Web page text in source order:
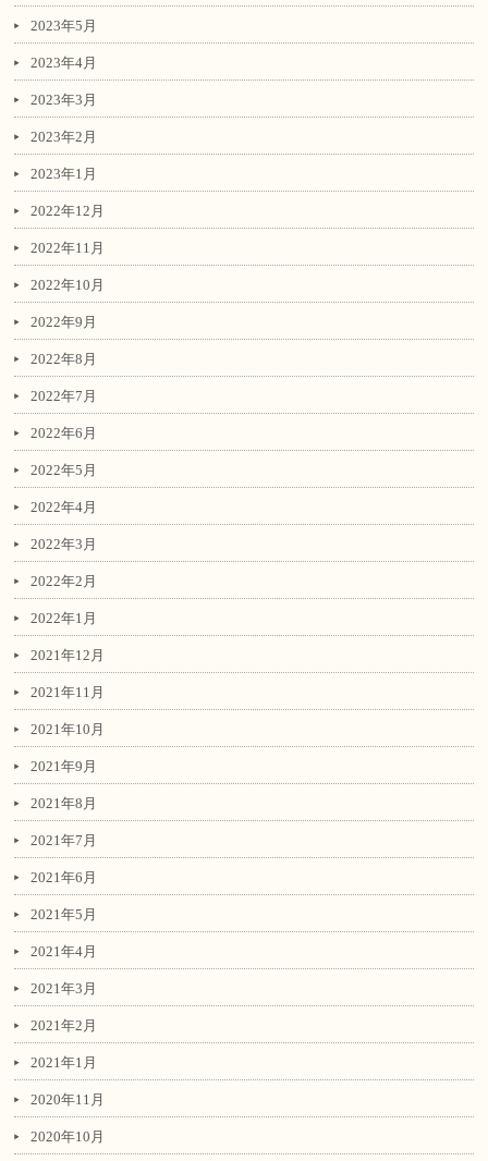
2023年5月
2023年4月
2023年3月
2023年2月
2023年1月
2022年12月
2022年11月
2022年10月
2022年9月
2022年8月
2022年7月
2022年6月
2022年5月
2022年4月
2022年3月
2022年2月
2022年1月
2021年12月
2021年11月
2021年10月
2021年9月
2021年8月
2021年7月
2021年6月
2021年5月
2021年4月
2021年3月
2021年2月
2021年1月
2020年11月
2020年10月